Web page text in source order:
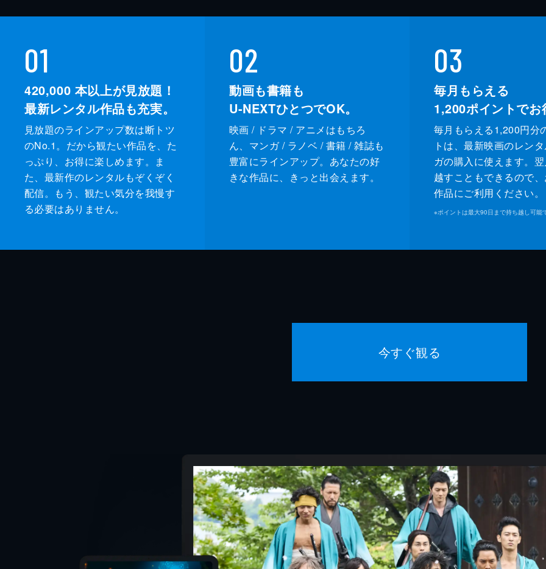
01
420,000 本以上が見放題！
最新レンタル作品も充実。
見放題のラインアップ数は断トツ
のNo.1。だから観たい作品を、た
っぷり、お得に楽しめます。ま
た、最新作のレンタルもぞくぞく
配信。もう、観たい気分を我慢す
る必要はありません。
02
動画も書籍も
U-NEXTひとつでOK。
映画 / ドラマ / アニメはもちろ
ん、マンガ / ラノベ / 書籍 / 雑誌も
豊富にラインアップ。あなたの好
きな作品に、きっと出会えます。
03
毎月もらえる
1,200ポイントでお
毎月もらえる1,200円分
トは、最新映画のレン
ガの購入に使えます。
越すこともできるので
作品にご利用ください。
※ポイントは最大90日まで持ち越し可能
今すぐ観る